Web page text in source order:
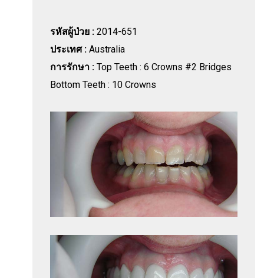
รหัสผู้ป่วย : 2014-651
ประเทศ : Australia
การรักษา : Top Teeth : 6 Crowns #2 Bridges
Bottom Teeth : 10 Crowns